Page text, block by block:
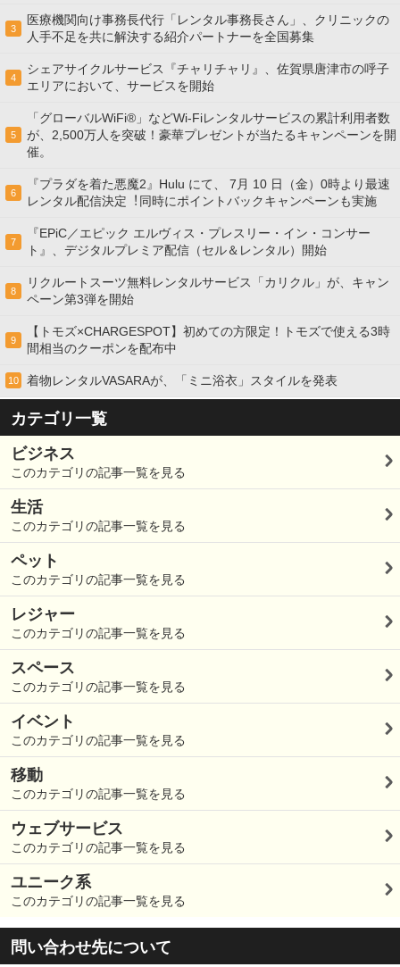
3
医療機関向け事務長代行「レンタル事務長さん」、クリニックの
人手不足を共に解決する紹介パートナーを全国募集
4
シェアサイクルサービス『チャリチャリ』、佐賀県唐津市の呼子
エリアにおいて、サービスを開始
5
「グローバルWiFi®」などWi-Fiレンタルサービスの累計利用者数
が、2,500万人を突破！豪華プレゼントが当たるキャンペーンを開
催。
6
『プラダを着た悪魔2』Hulu にて、 7⽉ 10 ⽇（金）0時より最速
レンタル配信決定︕同時にポイントバックキャンペーンも実施
7
『EPiC／エピック エルヴィス・プレスリー・イン・コンサー
ト』、デジタルプレミア配信（セル＆レンタル）開始
8
リクルートスーツ無料レンタルサービス「カリクル」が、キャン
ペーン第3弾を開始
9
【トモズ×CHARGESPOT】初めての方限定！トモズで使える3時
間相当のクーポンを配布中
10 着物レンタルVASARAが、「ミニ浴衣」スタイルを発表
カテゴリ一覧
ビジネス
このカテゴリの記事一覧を見る
生活
このカテゴリの記事一覧を見る
ペット
このカテゴリの記事一覧を見る
レジャー
このカテゴリの記事一覧を見る
スペース
このカテゴリの記事一覧を見る
イベント
このカテゴリの記事一覧を見る
移動
このカテゴリの記事一覧を見る
ウェブサービス
このカテゴリの記事一覧を見る
ユニーク系
このカテゴリの記事一覧を見る
問い合わせ先について